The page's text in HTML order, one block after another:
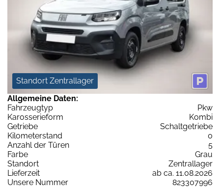
Standort Zentrallager
Allgemeine Daten:
Fahrzeugtyp
Pkw
Karosserieform
Kombi
Getriebe
Schaltgetriebe
Kilometerstand
0
Anzahl der Türen
5
Farbe
Grau
Standort
Zentrallager
Lieferzeit
ab ca. 11.08.2026
Unsere Nummer
823307996